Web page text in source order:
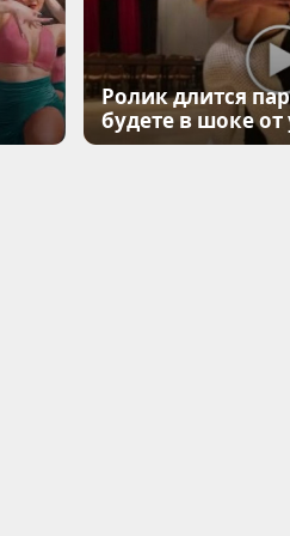
Ролик длится
будете в шоке от